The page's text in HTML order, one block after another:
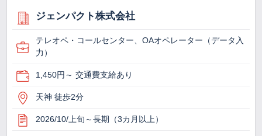
ジェンパクト株式会社
テレオペ・コールセンター、OAオペレーター（データ入
力）
1,450円～ 交通費支給あり
天神 徒歩2分
2026/10/上旬～長期（3カ月以上）